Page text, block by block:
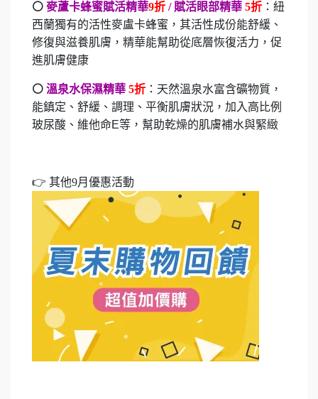
⚪ 麥蘆卡蜂蜜賦活精華9折 / 賦活眼部精華 5折 ：紐
西蘭獨有的活性麥盧卡蜂蜜，其活性成份能舒緩、
修復與滋養肌膚，精華能幫助從底層恢復活力，促
進肌膚健康
⚪ 溫泉水保濕精華 5折 ：天然溫泉水富含礦物質，
能鎮定、舒緩、調理、平衡肌膚狀況，加入高比例
玻尿酸、維他命E等，幫助乾燥的肌膚補水與緊緻
👉 其他9月優惠活動